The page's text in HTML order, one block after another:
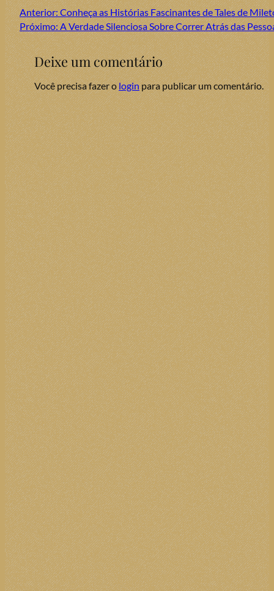
Anterior:Conheça as Histórias Fascinantes de Tales de
Próximo:A Verdade Silenciosa Sobre Correr Atrás das
Deixe um comentário
Você precisa fazer ologinpara publicar um comentário.